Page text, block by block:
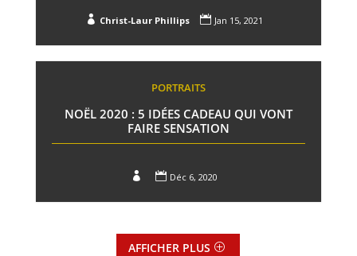
 Christ-Laur Phillips  Jan 15, 2021
PORTRAITS
NOËL 2020 : 5 IDÉES CADEAU QUI VONT
FAIRE SENSATION
  Déc 6, 2020
AFFICHER PLUS